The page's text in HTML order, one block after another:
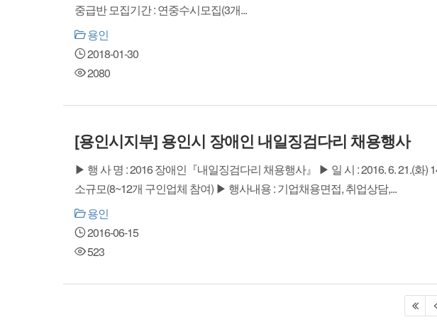
중급반 모집기간 : 연중수시모집(3개...
용인
2018-01-30
2080
[용인시지부] 용인시 장애인 내일징검다리 채용행사
▶ 행 사 명 : 2016 장애인『내일징검다리 채용행사』 ▶ 일 시 : 2016. 6. 21.(화
소규모(8~12개 구인업체 참여) ▶ 행사내용 : 기업채용면접, 취업상담,...
용인
2016-06-15
523